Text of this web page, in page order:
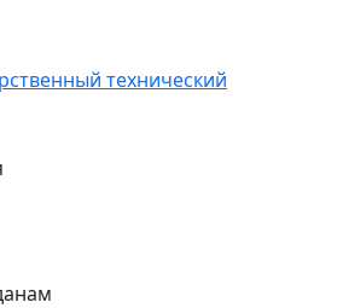
технический